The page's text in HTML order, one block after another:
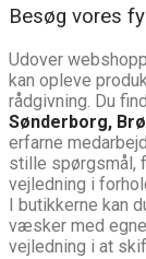
Besøg vores
Udover
kan opleve
rådgivning. Du
Sønderborg,
erfarne
stille spørgsmål,
vejledning i
I butikkerne kan
væsker med
vejledning i at